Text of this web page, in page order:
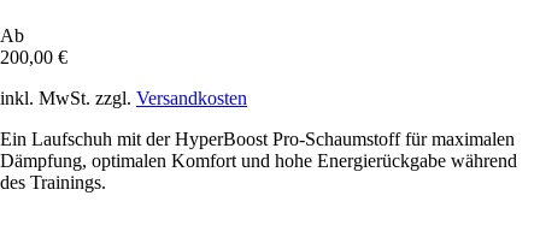
Ab
200,00 €
inkl. MwSt. zzgl. Versandkosten
Ein Laufschuh mit der HyperBoost Pro-Schaumstoff für maximalen
Dämpfung, optimalen Komfort und hohe Energierückgabe während
des Trainings.